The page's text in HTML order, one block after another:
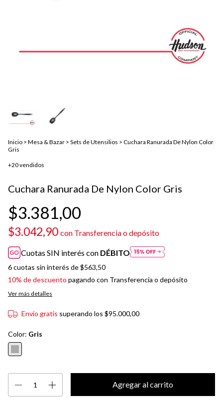
Inicio > Mesa & Bazar > Sets de Utensilios > Cuchara Ranurada De Nylon Color
Gris
+20 vendidos
Cuchara Ranurada De Nylon Color Gris
$3.381,00
$3.042,90 con Transferencia o depósito
Cuotas SIN interés con DÉBITO
6cuotas sin interés de$563,50
10% de descuento pagando con Transferencia o depósito
Ver más detalles
Envío gratis superando los $95.000,00
Color: Gris